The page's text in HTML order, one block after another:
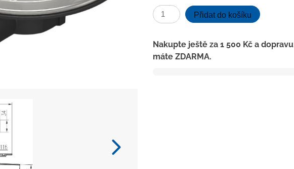
Podlahová
vpusť
D50,
nerez
Přidat do košíku
Nakupte ještě za 1 500 Kč a dopravu
máte ZDARMA.